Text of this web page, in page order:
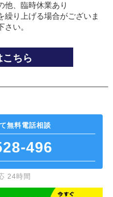
、臨時休業あり
り上げる場合がございま
い。
こちら
無料電話相談
496
24時間